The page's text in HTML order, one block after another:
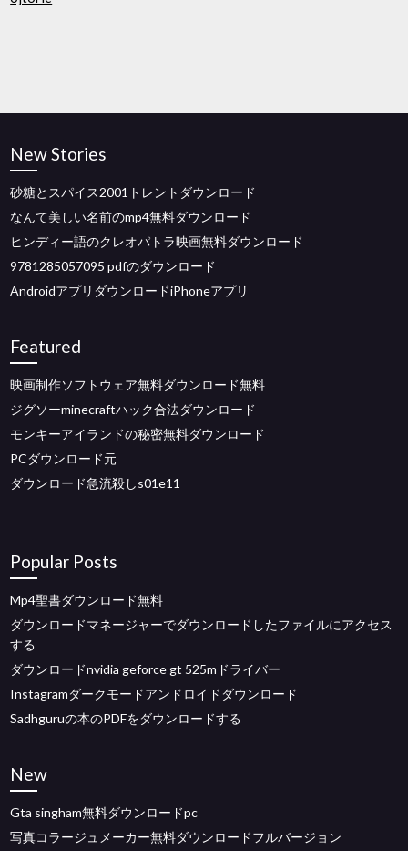
New Stories
砂糖とスパイス2001トレントダウンロード
なんて美しい名前のmp4無料ダウンロード
ヒンディー語のクレオパトラ映画無料ダウンロード
9781285057095 pdfのダウンロード
AndroidアプリダウンロードiPhoneアプリ
Featured
映画制作ソフトウェア無料ダウンロード無料
ジグソーminecraftハック合法ダウンロード
モンキーアイランドの秘密無料ダウンロード
PCダウンロード元
ダウンロード急流殺しs01e11
Popular Posts
Mp4聖書ダウンロード無料
ダウンロードマネージャーでダウンロードしたファイルにアクセス
する
ダウンロードnvidia geforce gt 525mドライバー
Instagramダークモードアンドロイドダウンロード
Sadhguruの本のPDFをダウンロードする
New
Gta singham無料ダウンロードpc
写真コラージュメーカー無料ダウンロードフルバージョン